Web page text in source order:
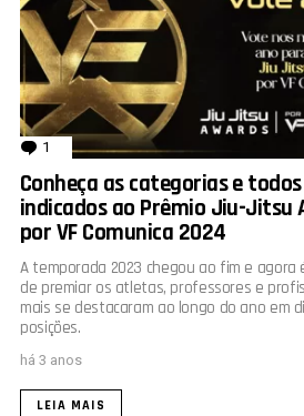
1 comentário
Conheça as categorias e
indicados ao Prêmio Jiu-Jitsu
por VF Comunica 2024
A temporada 2023 chegou ao fim e agora
de premiar os atletas, professores e
mais se destacaram ao longo do ano em
posições.
há 3 anos
LEIA MAIS